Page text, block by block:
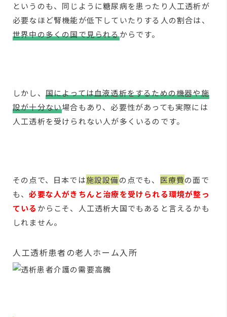
というのも、同じように糖尿病を患ったり人工透析が
必要なほど腎機能が低下していたりする人の割合は、
世界中の多くの国で見られるからです。
しかし、 国によっては血液透析をするための機器や施
設が十分ない場合もあり、必要性があっても実際には
人工透析を受けられない人が多くいるのです。
その点で、日本では施設設備の点でも、 医療費の面で
も、必要な人がきちんと治療を受けられる環境が整っ
ている からこそ、人工透析大国でもあると言えるかも
しれません。
人工透析患者の老人ホーム入所